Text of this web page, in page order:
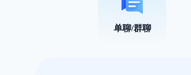
单聊/群聊